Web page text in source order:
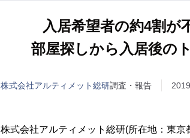
入居希望者の約4割が
部屋探しから入居後の
株式会社アルティメット総研調査・報告
株式会社アルティメット総研(所在地：東